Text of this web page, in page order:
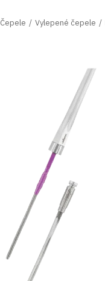
Čepele Vylepené čepele